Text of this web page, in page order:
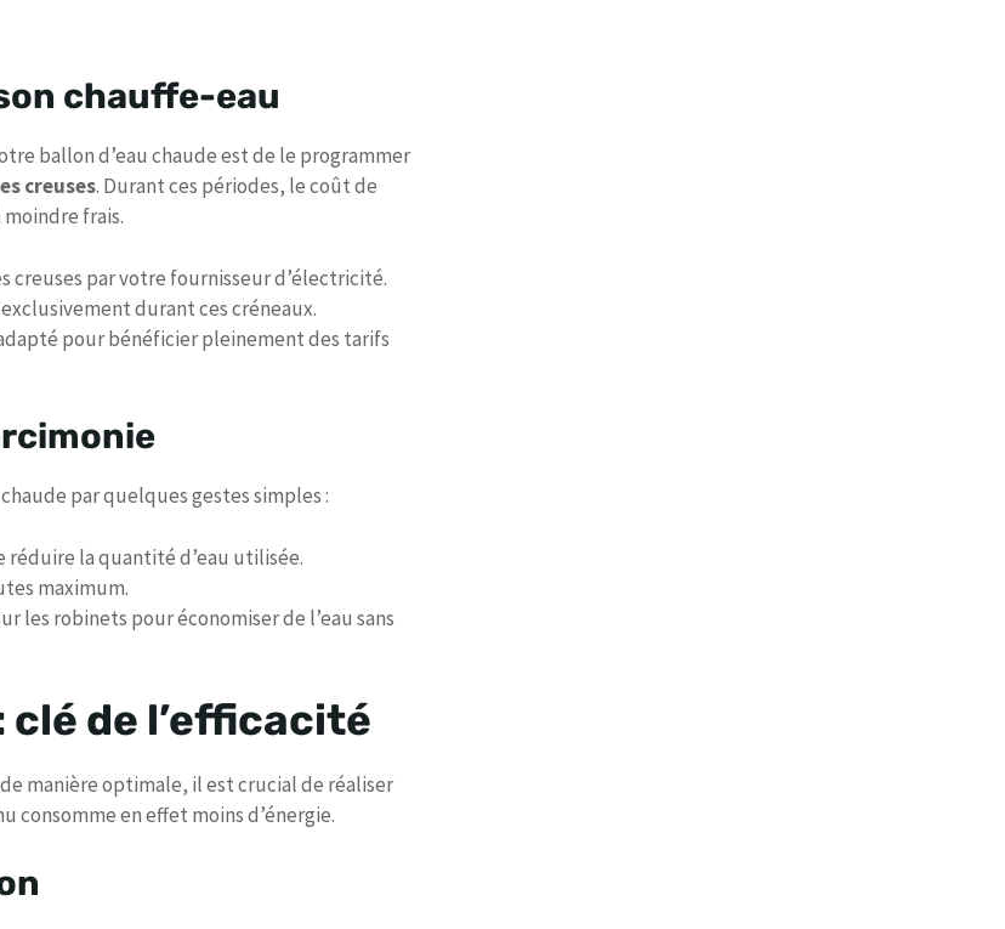
chauffe-eau
ballon d’eau chaude est de le programmer
creuses. Durant ces périodes, le coût de
frais.
creuses par votre fournisseur d’électricité.
durant ces créneaux.
pour bénéficier pleinement des tarifs
par quelques gestes simples :
réduire la quantité d’eau utilisée.
maximum.
les robinets pour économiser de l’eau sans
de l’efficacité
manière optimale, il est crucial de réaliser
consomme en effet moins d’énergie.